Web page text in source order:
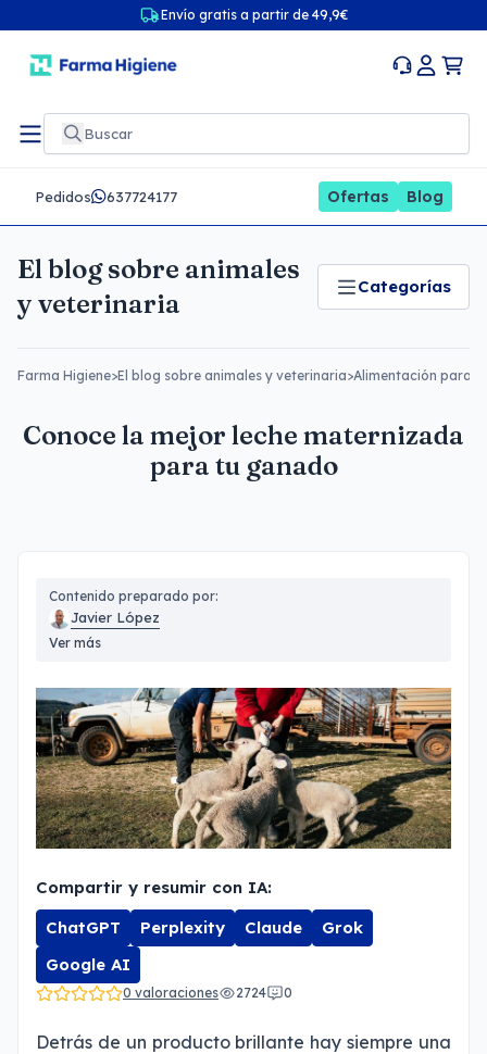
Envío gratis a partir de 49,9€
Pedidos 637724177 Ofertas Blog
El blog sobre animales
y veterinaria
Categorías
Farma Higiene>El blog sobre animales y veterinaria>Alimentación para
Conoce la mejor leche maternizada
para tu ganado
Contenido preparado por:
Javier López
Ver más
Compartir y resumir con IA:
ChatGPT
Perplexity Claude
Grok
Google AI
0 valoraciones 2724 0
Detrás de un producto brillante hay siempre una